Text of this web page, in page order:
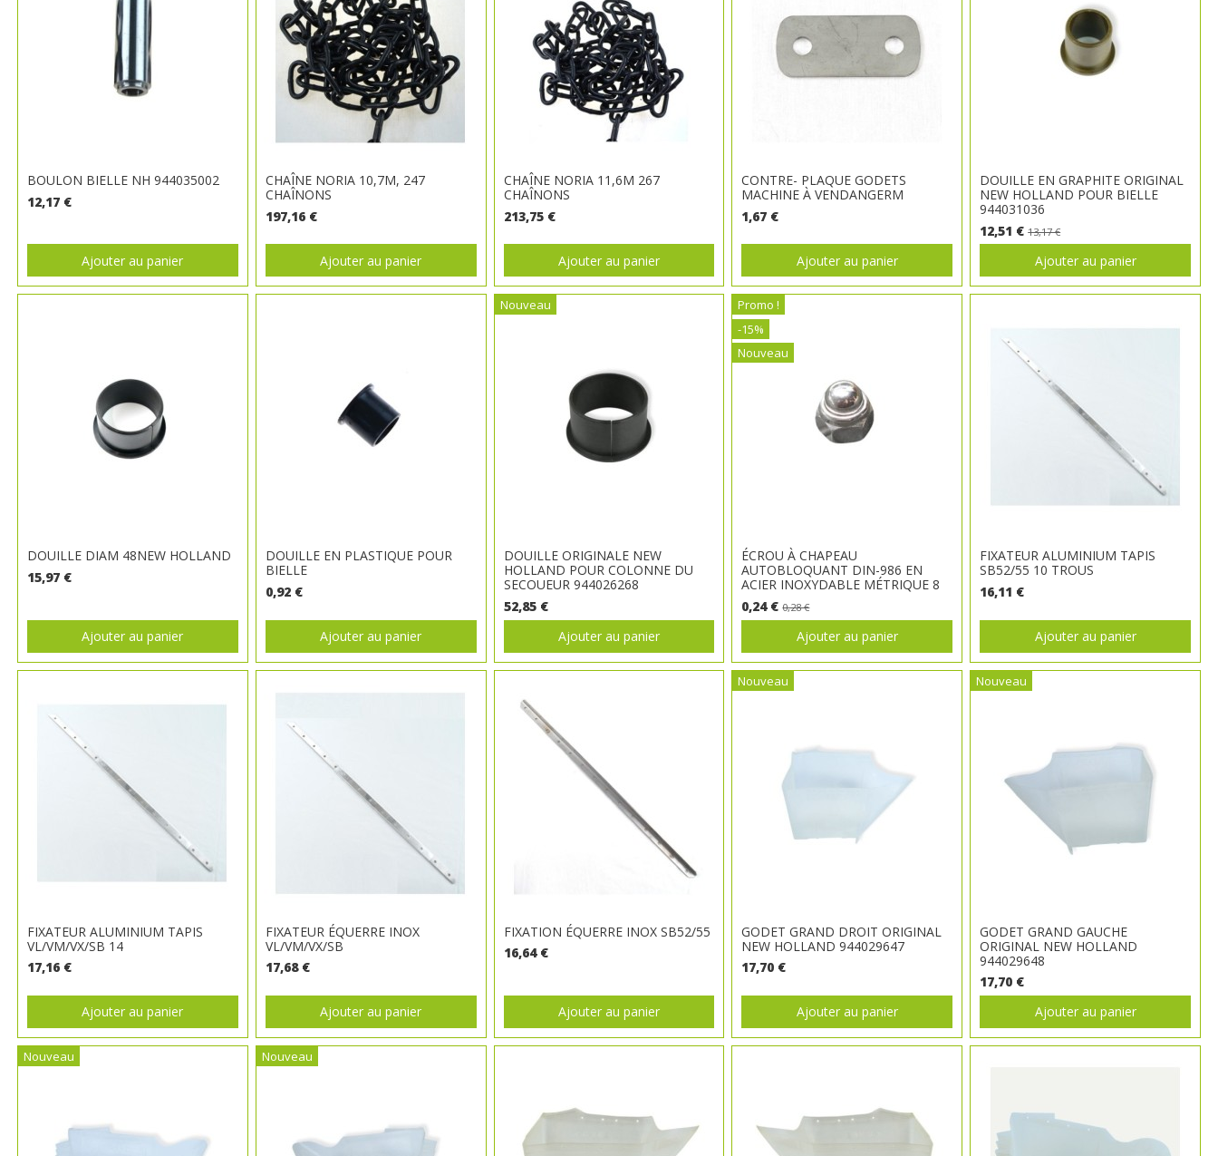
BOULON BIELLE NH 944035002
12,17 €
Ajouter au panier
CHAÎNE NORIA 10,7M, 247
CHAÎNONS
197,16 €
Ajouter au panier
CHAÎNE NORIA 11,6M 267
CHAÎNONS
213,75 €
Ajouter au panier
CONTRE- PLAQUE GODETS
MACHINE À VENDANGERM
1,67 €
Ajouter au panier
DOUILLE EN GRAPHITE ORIGINAL
NEW HOLLAND POUR BIELLE
944031036
12,51 €13,17 €
Ajouter au panier
DOUILLE DIAM 48NEW HOLLAND
15,97 €
Ajouter au panier
DOUILLE EN PLASTIQUE POUR
BIELLE
0,92 €
Ajouter au panier
Nouveau
DOUILLE ORIGINALE NEW
HOLLAND POUR COLONNE DU
SECOUEUR 944026268
52,85 €
Ajouter au panier
Promo !
-15%
Nouveau
ÉCROU À CHAPEAU
AUTOBLOQUANT DIN-986 EN
ACIER INOXYDABLE MÉTRIQUE 8
0,24 €0,28 €
Ajouter au panier
FIXATEUR ALUMINIUM TAPIS
SB52/55 10 TROUS
16,11 €
Ajouter au panier
FIXATEUR ALUMINIUM TAPIS
VL/VM/VX/SB 14
17,16 €
Ajouter au panier
FIXATEUR ÉQUERRE INOX
VL/VM/VX/SB
17,68 €
Ajouter au panier
FIXATION ÉQUERRE INOX SB52/55
16,64 €
Ajouter au panier
Nouveau
GODET GRAND DROIT ORIGINAL
NEW HOLLAND 944029647
17,70 €
Ajouter au panier
Nouveau
GODET GRAND GAUCHE
ORIGINAL NEW HOLLAND
944029648
17,70 €
Ajouter au panier
Nouveau Nouveau